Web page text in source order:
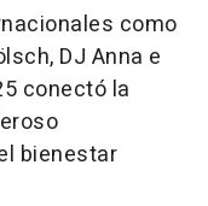
como
DJ Anna e
conectó la
bienestar